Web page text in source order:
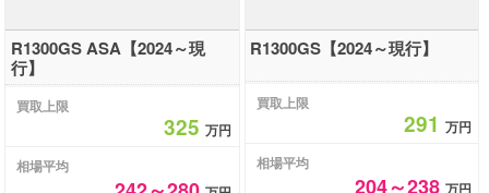
R1300GS ASA【2024～現
行】
買取上限
325万円
相場平均
R1300GS【2024～現行】
買取上限
291 万円
相場平均
204～238 万円